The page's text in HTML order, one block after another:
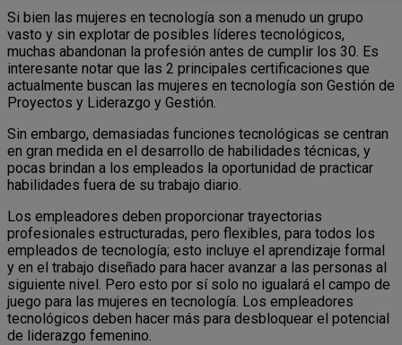
Si bien las mujeres en tecnología son a menudo un grupo
vasto y sin explotar de posibles líderes tecnológicos,
muchas abandonan la profesión antes de cumplir los 30. Es
interesante notar que las 2 principales certificaciones que
actualmente buscan las mujeres en tecnología son Gestión de
Proyectos y Liderazgo y Gestión.
Sin embargo, demasiadas funciones tecnológicas se centran
en gran medida en el desarrollo de habilidades técnicas, y
pocas brindan a los empleados la oportunidad de practicar
habilidades fuera de su trabajo diario.
Los empleadores deben proporcionar trayectorias
profesionales estructuradas, pero flexibles, para todos los
empleados de tecnología; esto incluye el aprendizaje formal
y en el trabajo diseñado para hacer avanzar a las personas al
siguiente nivel. Pero esto por sí solo no igualará el campo de
juego para las mujeres en tecnología. Los empleadores
tecnológicos deben hacer más para desbloquear el potencial
de liderazgo femenino.